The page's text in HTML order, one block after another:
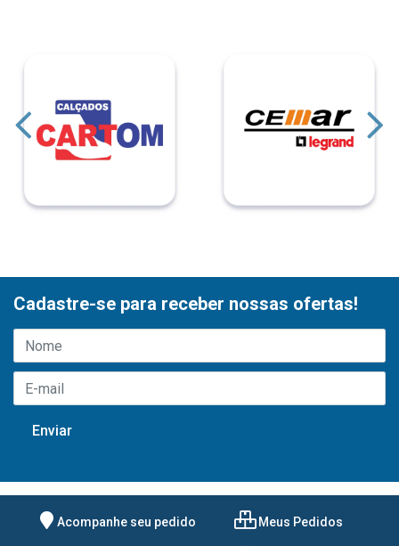
Cadastre-se para receber nossas ofertas!
Acompanhe seu pedido Meus Pedidos